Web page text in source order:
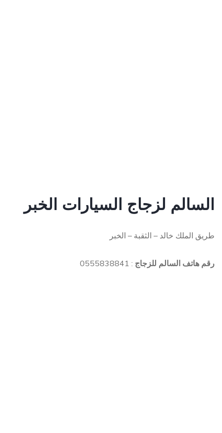
السالم لزجاج السيارات الخبر
طريق الملك خالد – الثقبة – الخبر
رقم هاتف السالم للزجاج : 0555838841